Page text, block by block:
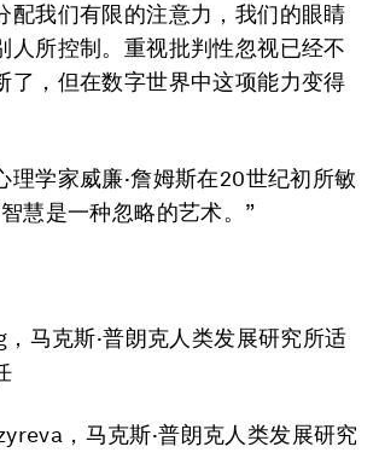
配我们有限的注意力，我们的眼睛
人所控制。重视批判性忽视已经不
了，但在数字世界中这项能力变得
理学家威廉·詹姆斯在20世纪初所敏
慧是一种忽略的艺术。”
马克斯·普朗克人类发展研究所适
，马克斯·普朗克人类发展研究